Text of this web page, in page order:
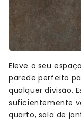
Eleve o seu
parede perfeito
qualquer divisão.
suficientemente
quarto, sala de